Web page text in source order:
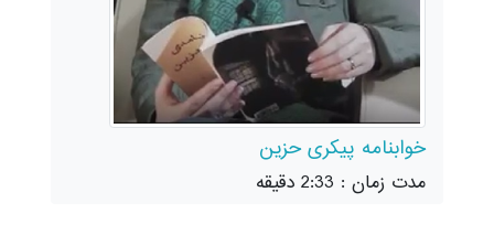
خوابنامه پیکری حزین
مدت زمان : 2:33 دقیقه